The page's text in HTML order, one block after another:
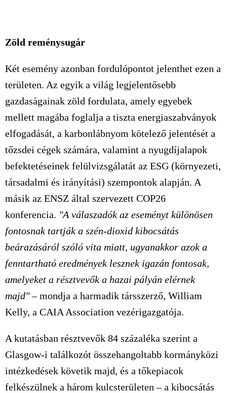
Zöld reménysugár
Két esemény azonban fordulópontot jelenthet ezen a
területen. Az egyik a világ legjelentősebb
gazdaságainak zöld fordulata, amely egyebek
mellett magába foglalja a tiszta energiaszabványok
elfogadását, a karbonlábnyom kötelező jelentését a
tőzsdei cégek számára, valamint a nyugdíjalapok
befektetéseinek felülvizsgálatát az ESG (környezeti,
társadalmi és irányítási) szempontok alapján. A
másik az ENSZ által szervezett COP26
konferencia. "A válaszadók az eseményt különösen
fontosnak tartják a szén-dioxid kibocsátás
beárazásáról szóló vita miatt, ugyanakkor azok a
fenntartható eredmények lesznek igazán fontosak,
amelyeket a résztvevők a hazai pályán elérnek
majd"– mondja a harmadik társszerző, William
Kelly, a CAIA Association vezérigazgatója.
A kutatásban résztvevők 84 százaléka szerint a
Glasgow-i találkozót összehangoltabb kormányközi
intézkedések követik majd, és a tőkepiacok
felkészülnek a három kulcsterületen – a kibocsátás